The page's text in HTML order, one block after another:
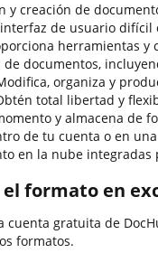
y creación de
de usuario difícil
herramientas
documentos,
organiza y
total libertad y
y almacena de
de tu cuenta o en
en la nube integradas
formato en
cuenta gratuita de
formatos.